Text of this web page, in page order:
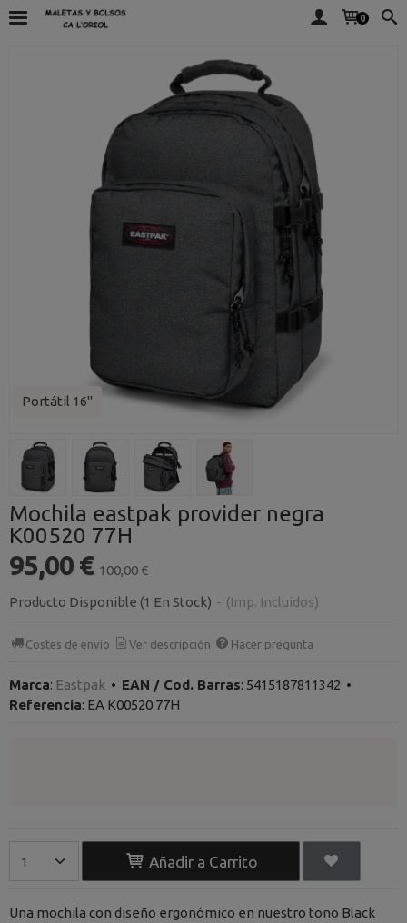
0
Portátil 16"
Mochila eastpak provider negra
K00520 77H
95,00 € 100,00 €
Producto Disponible (1 En Stock) - (Imp. Incluidos)
Costes de envío Ver descripción Hacer pregunta
Marca: Eastpak • EAN / Cod. Barras: 5415187811342 •
Referencia: EA K00520 77H
Añadir a Carrito
Una mochila con diseño ergonómico en nuestro tono Black